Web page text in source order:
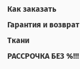
Как заказать
Гарантия и возврат
Ткани
РАССРОЧКА БЕЗ %!!!